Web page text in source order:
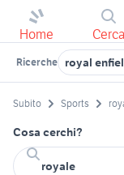
Home Cerca
Ricerche royal
Subito Sports
Cosa cerchi?